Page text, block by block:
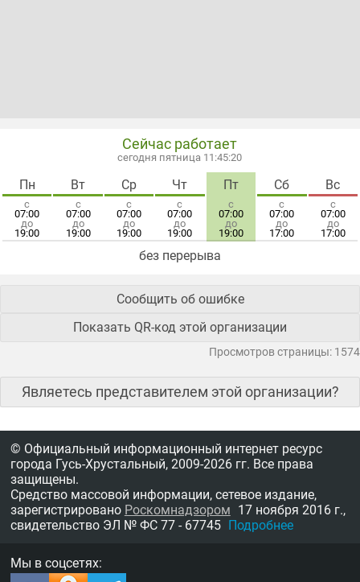
Сейчас работает
сегодня пятница 11:45:20
Пн
с
07:00
до
19:00
Вт
с
07:00
до
19:00
Ср
с
07:00
до
19:00
Чт
с
07:00
до
19:00
Пт
с
07:00
до
19:00
Сб
с
07:00
до
17:00
Вс
с
07:00
до
17:00
без перерыва
Сообщить об ошибке
Показать QR-код этой организации
Просмотров страницы: 1574
Являетесь представителем этой организации?
© Официальный информационный интернет ресурс
города Гусь-Хрустальный, 2009-2026 гг. Все права
защищены.
Средство массовой информации, сетевое издание,
зарегистрировано Роскомнадзором 17 ноября 2016 г.,
свидетельство ЭЛ № ФС 77 - 67745 Подробнее
Мы в соцсетях: